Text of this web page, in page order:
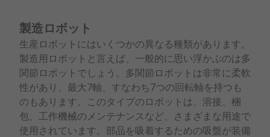
製造ロボット
生産ロボットにはいくつかの異なる種類があります。
製造用ロボットと言えば、一般的に思い浮かぶのは多
関節ロボットでしょう。多関節ロボットは非常に柔軟
性があり、最大7軸、すなわち7つの回転軸を持つも
のもあります。このタイプのロボットは、溶接、梱
包、工作機械のメンテナンスなど、さまざまな用途で
使用されています。部品を吸着するための吸盤が装備